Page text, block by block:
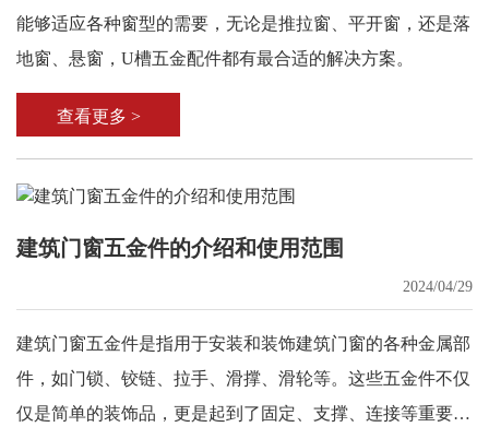
能够适应各种窗型的需要，无论是推拉窗、平开窗，还是落
地窗、悬窗，U槽五金配件都有最合适的解决方案。
查看更多 >
建筑门窗五金件的介绍和使用范围
2024/04/29
建筑门窗五金件是指用于安装和装饰建筑门窗的各种金属部
件，如门锁、铰链、拉手、滑撑、滑轮等。这些五金件不仅
仅是简单的装饰品，更是起到了固定、支撑、连接等重要作